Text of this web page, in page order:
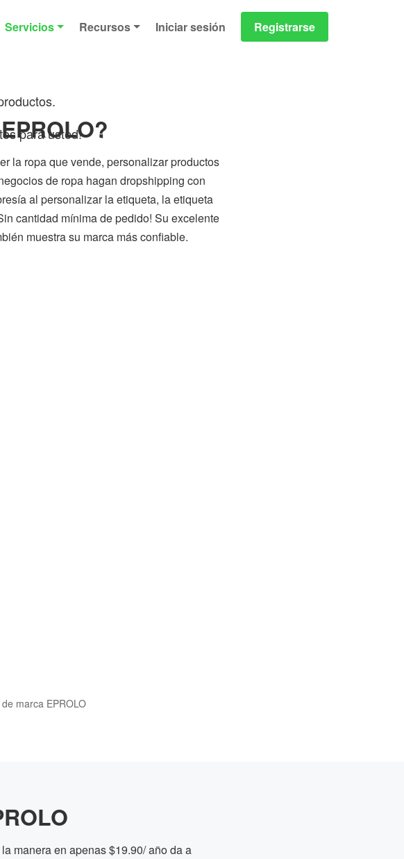
Servicios Recursos Iniciar sesión Registrarse
para usted!
la ropa que vende, personalizar productos
de ropa hagan dropshipping con
al personalizar la etiqueta, la etiqueta
cantidad mínima de pedido! Su excelente
muestra su marca más confiable.
marca EPROLO
manera en apenas $19.90/ año da a